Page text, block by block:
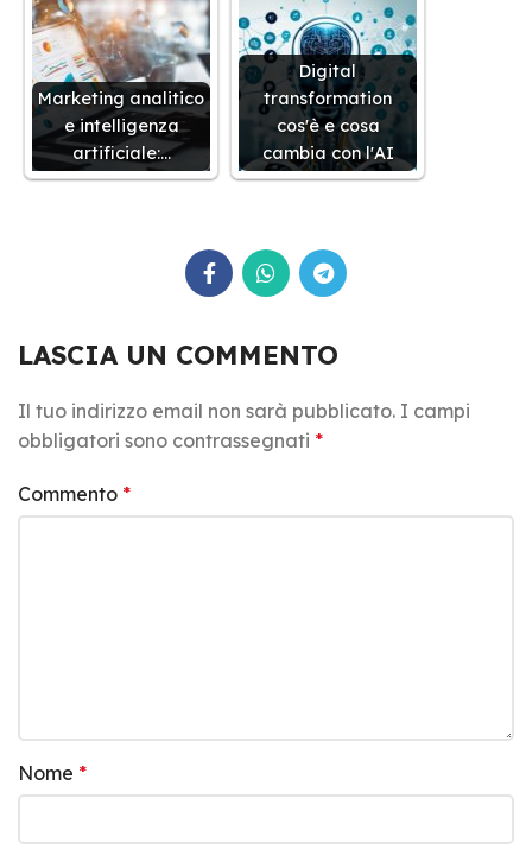
Marketing analitico
e intelligenza
artificiale:…
Digital
transformation
cos'è e cosa
cambia con l'AI
LASCIA UN COMMENTO
Il tuo indirizzo email non sarà pubblicato. I campi
obbligatori sono contrassegnati *
Commento *
Nome *